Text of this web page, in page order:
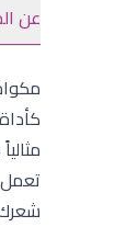
عن
تعمل